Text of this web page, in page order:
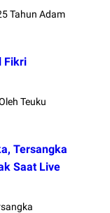
Tahun Adam
Fikri
Teuku
Tersangka
Saat Live